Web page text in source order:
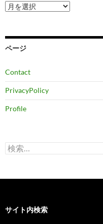
ア
ー
ブ
ページ
Contact
PrivacyPolicy
Profile
検
索:
サイト内検索